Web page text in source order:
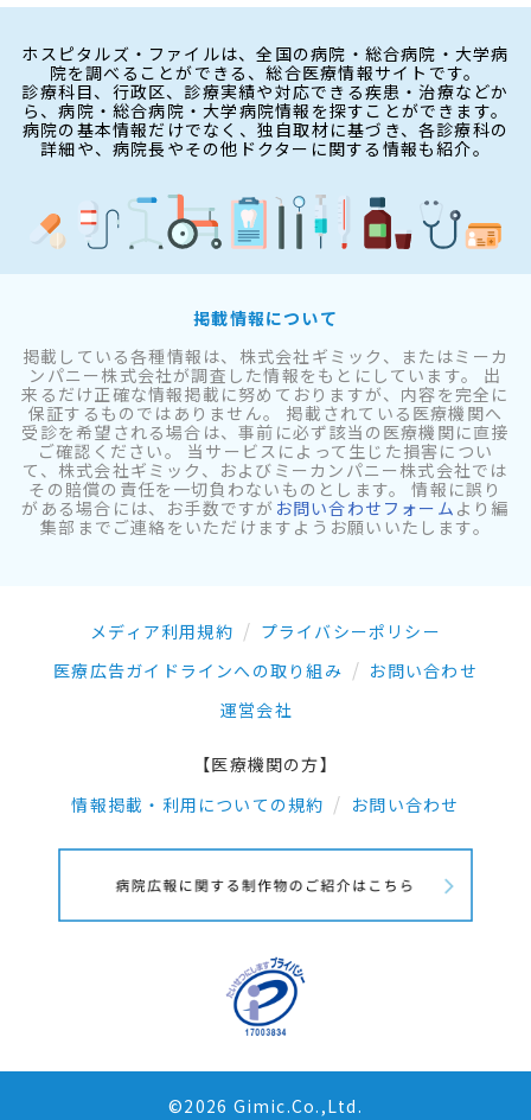
ホスピタルズ・ファイルは、全国の病院・総合病院・大学病
院を調べることができる、総合医療情報サイトです。
診療科目、行政区、診療実績や対応できる疾患・治療などか
ら、病院・総合病院・大学病院情報を探すことができます。
病院の基本情報だけでなく、独自取材に基づき、各診療科の
詳細や、病院長やその他ドクターに関する情報も紹介。
掲載情報について
掲載している各種情報は、株式会社ギミック、またはミーカ
ンパニー株式会社が調査した情報をもとにしています。 出
来るだけ正確な情報掲載に努めておりますが、内容を完全に
保証するものではありません。 掲載されている医療機関へ
受診を希望される場合は、事前に必ず該当の医療機関に直接
ご確認ください。 当サービスによって生じた損害につい
て、株式会社ギミック、およびミーカンパニー株式会社では
その賠償の責任を一切負わないものとします。 情報に誤り
がある場合には、お手数ですが お問い合わせフォーム より編
集部までご連絡をいただけますようお願いいたします。
メディア利用規約
プライバシーポリシー
医療広告ガイドラインへの取り組み
お問い合わせ
運営会社
【医療機関の方】
情報掲載・利用についての規約
お問い合わせ
©2026 Gimic.Co.,Ltd.